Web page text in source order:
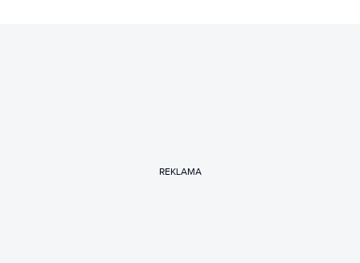
REKLAMA